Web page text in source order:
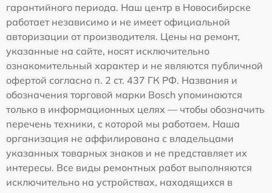
гарантийного периода. Наш центр в Новосибирске
работает независимо и не имеет официальной
авторизации от производителя. Цены на ремонт,
указанные на сайте, носят исключительно
ознакомительный характер и не являются публичной
офертой согласно п. 2 ст. 437 ГК РФ. Названия и
обозначения торговой марки Bosch упоминаются
только в информационных целях — чтобы обозначить
перечень техники, с которой мы работаем. Наша
организация не аффилирована с владельцами
указанных товарных знаков и не представляет их
интересы. Все виды ремонтных работ выполняются
исключительно на устройствах, находящихся в